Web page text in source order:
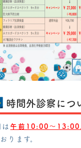
時間外診察につ
午前10:00～13:00
ります。